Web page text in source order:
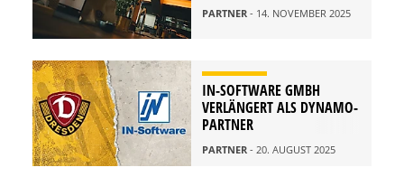
PARTNER - 14. NOVEMBER 2025
IN-SOFTWARE GMBH
VERLÄNGERT ALS DYNAMO-
PARTNER
PARTNER - 20. AUGUST 2025